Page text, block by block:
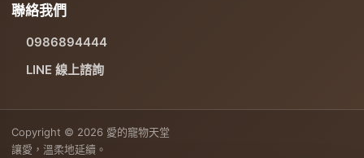
聯絡我們
0986894444
LINE 線上諮詢
Copyright © 2026 愛的寵物天堂
讓愛，溫柔地延續。